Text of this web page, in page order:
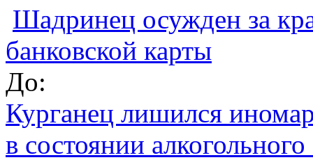
Шадринец осужден за
банковской карты
До:
Курганец лишился
в состоянии